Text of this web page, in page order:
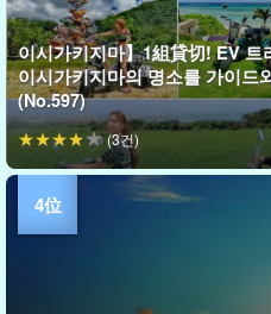
이시가키지마】1組貸切! EV
이시가키지마의 명소를 가이드
(No.597)
(3건)